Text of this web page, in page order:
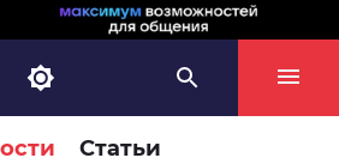
Статьи